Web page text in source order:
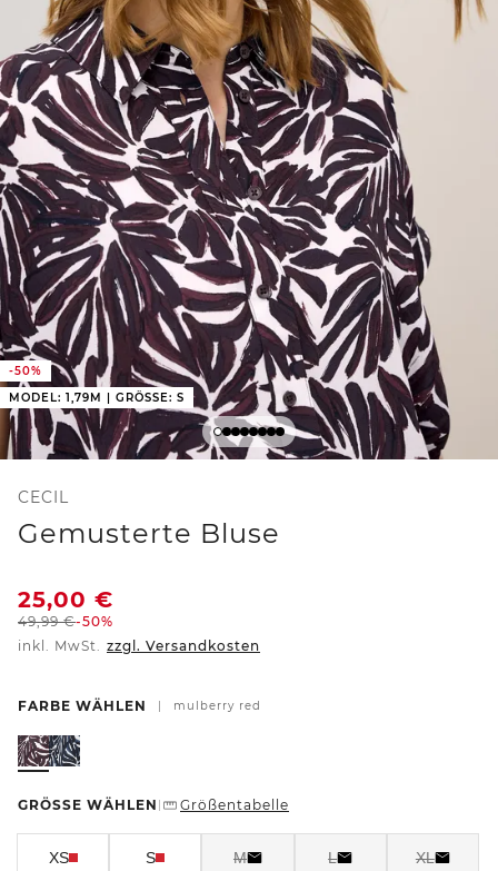
-50%
MODEL: 1,79M | GRÖSSE: S
CECIL
Gemusterte Bluse
25,00 €
49,99€-50%
inkl. MwSt. zzgl. Versandkosten
FARBE WÄHLEN mulberry red
GRÖSSE WÄHLEN Größentabelle
XS S M L XL